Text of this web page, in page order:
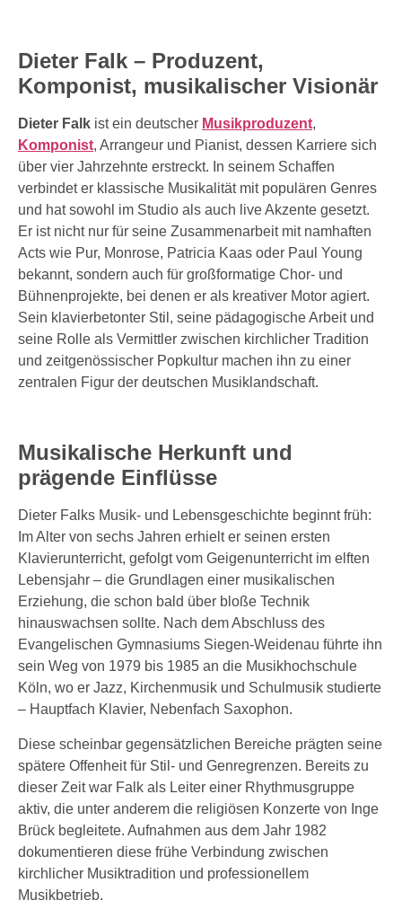
Dieter Falk – Produzent,
Komponist, musikalischer Visionär
Dieter Falk ist ein deutscher Musikproduzent,
Komponist, Arrangeur und Pianist, dessen Karriere sich
über vier Jahrzehnte erstreckt. In seinem Schaffen
verbindet er klassische Musikalität mit populären Genres
und hat sowohl im Studio als auch live Akzente gesetzt.
Er ist nicht nur für seine Zusammenarbeit mit namhaften
Acts wie Pur, Monrose, Patricia Kaas oder Paul Young
bekannt, sondern auch für großformatige Chor- und
Bühnenprojekte, bei denen er als kreativer Motor agiert.
Sein klavierbetonter Stil, seine pädagogische Arbeit und
seine Rolle als Vermittler zwischen kirchlicher Tradition
und zeitgenössischer Popkultur machen ihn zu einer
zentralen Figur der deutschen Musiklandschaft.
Musikalische Herkunft und
prägende Einflüsse
Dieter Falks Musik- und Lebensgeschichte beginnt früh:
Im Alter von sechs Jahren erhielt er seinen ersten
Klavierunterricht, gefolgt vom Geigenunterricht im elften
Lebensjahr – die Grundlagen einer musikalischen
Erziehung, die schon bald über bloße Technik
hinauswachsen sollte. Nach dem Abschluss des
Evangelischen Gymnasiums Siegen-Weidenau führte ihn
sein Weg von 1979 bis 1985 an die Musikhochschule
Köln, wo er Jazz, Kirchenmusik und Schulmusik studierte
– Hauptfach Klavier, Nebenfach Saxophon.
Diese scheinbar gegensätzlichen Bereiche prägten seine
spätere Offenheit für Stil- und Genregrenzen. Bereits zu
dieser Zeit war Falk als Leiter einer Rhythmusgruppe
aktiv, die unter anderem die religiösen Konzerte von Inge
Brück begleitete. Aufnahmen aus dem Jahr 1982
dokumentieren diese frühe Verbindung zwischen
kirchlicher Musiktradition und professionellem
Musikbetrieb.